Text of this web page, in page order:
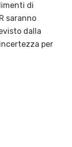
di
saranno
dalla
per